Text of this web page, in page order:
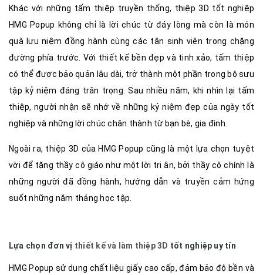
Khác với những tấm thiệp truyền thống, thiệp 3D tốt nghiệp
HMG Popup không chỉ là lời chúc từ đáy lòng mà còn là món
quà lưu niệm đồng hành cùng các tân sinh viên trong chặng
đường phía trước. Với thiết kế bền đẹp và tinh xảo, tấm thiệp
có thể được bảo quản lâu dài, trở thành một phần trong bộ sưu
tập kỷ niệm đáng trân trọng. Sau nhiều năm, khi nhìn lại tấm
thiệp, người nhận sẽ nhớ về những kỷ niệm đẹp của ngày tốt
nghiệp và những lời chúc chân thành từ bạn bè, gia đình.
Ngoài ra, thiệp 3D của HMG Popup cũng là một lựa chọn tuyệt
vời để tặng thầy cô giáo như một lời tri ân, bởi thầy cô chính là
những người đã đồng hành, hướng dẫn và truyền cảm hứng
suốt những năm tháng học tập.
Lựa chọn đơn vị thiết kế và làm thiệp 3D tốt nghiệp uy tín
HMG Popup sử dụng chất liệu giấy cao cấp, đảm bảo độ bền và